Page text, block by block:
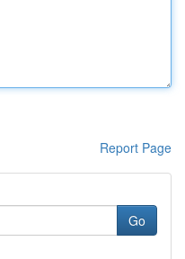
Report Page
Go